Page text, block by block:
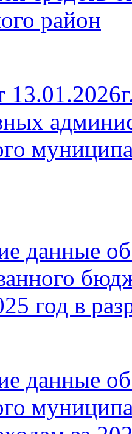
район
данные
год в
данные